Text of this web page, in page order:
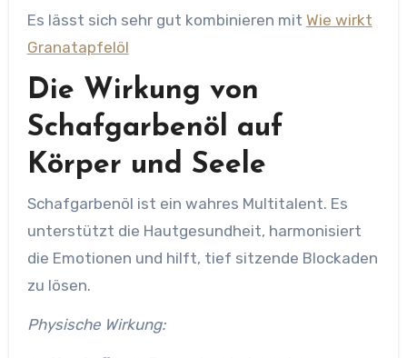
Es lässt sich sehr gut kombinieren mit Wie wirkt
Granatapfelöl
Die Wirkung von
Schafgarbenöl auf
Körper und Seele
Schafgarbenöl ist ein wahres Multitalent. Es
unterstützt die Hautgesundheit, harmonisiert
die Emotionen und hilft, tief sitzende Blockaden
zu lösen.
Physische Wirkung: